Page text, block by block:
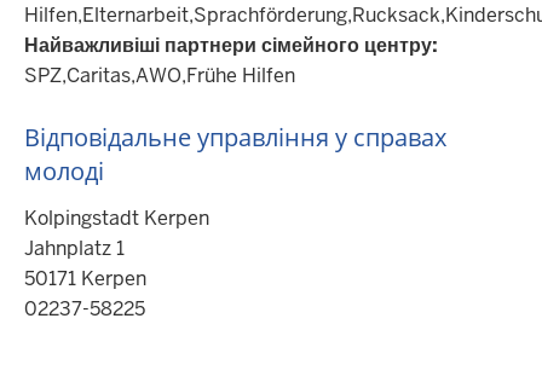
Найважливіші партнери сімейного центру:
SPZ,Caritas,AWO,Frühe Hilfen
Відповідальне управління у справах
молоді
Kolpingstadt Kerpen
Jahnplatz 1
50171 Kerpen
02237-58225